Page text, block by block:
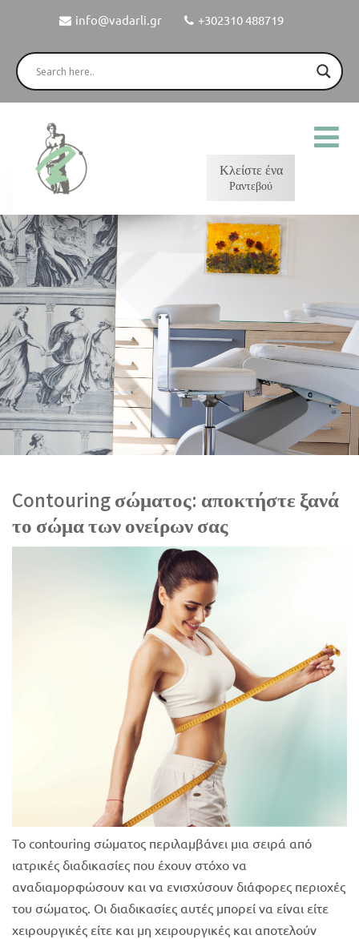
info@vadarli.gr +302310 488719
Κλείστε ένα
Ραντεβού
Contouring σώματος: αποκτήστε ξανά
το σώμα των ονείρων σας
Το contouring σώματος περιλαμβάνει μια σειρά από
ιατρικές διαδικασίες που έχουν στόχο να
αναδιαμορφώσουν και να ενισχύσουν διάφορες περιοχές
του σώματος. Οι διαδικασίες αυτές μπορεί να είναι είτε
χειρουργικές είτε και μη χειρουργικές και αποτελούν